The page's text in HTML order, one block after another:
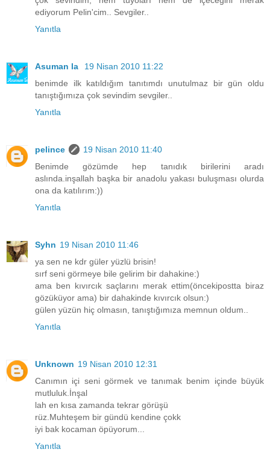
ediyorum Pelin'cim.. Sevgiler..
Yanıtla
Asuman la
19 Nisan 2010 11:22
benimde ilk katıldığım tanıtımdı unutulmaz bir gün oldu
tanıştığımıza çok sevindim sevgiler..
Yanıtla
pelince
19 Nisan 2010 11:40
Benimde gözümde hep tanıdık birilerini aradı
aslında.inşallah başka bir anadolu yakası buluşması olurda
ona da katılırım:))
Yanıtla
Syhn 19 Nisan 2010 11:46
ya sen ne kdr güler yüzlü brisin!
sırf seni görmeye bile gelirim bir dahakine:)
ama ben kıvırcık saçlarını merak ettim(öncekipostta biraz
gözüküyor ama) bir dahakinde kıvırcık olsun:)
gülen yüzün hiç olmasın, tanıştığımıza memnun oldum..
Yanıtla
Unknown 19 Nisan 2010 12:31
Canımın içi seni görmek ve tanımak benim içinde büyük
mutluluk.İnşal
lah en kısa zamanda tekrar görüşü
rüz.Muhteşem bir gündü kendine çokk
iyi bak kocaman öpüyorum...
Yanıtla